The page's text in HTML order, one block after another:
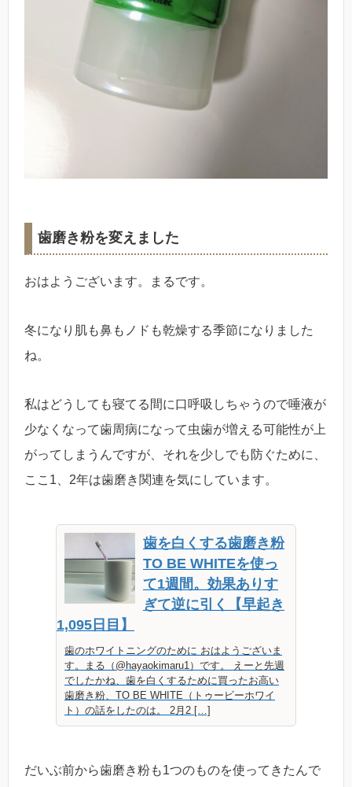
歯磨き粉を変えました
おはようございます。まるです。
冬になり肌も鼻もノドも乾燥する季節になりました
ね。
私はどうしても寝てる間に口呼吸しちゃうので唾液が
少なくなって歯周病になって虫歯が増える可能性が上
がってしまうんですが、それを少しでも防ぐために、
ここ1、2年は歯磨き関連を気にしています。
歯を白くする歯磨き粉
TO BE WHITEを使っ
て1週間。効果ありす
ぎて逆に引く【早起き
1,095日目】
歯のホワイトニングのために おはようございま
す。まる（@hayaokimaru1）です。 えーと先週
でしたかね、歯を白くするために買ったお高い
歯磨き粉、TO BE WHITE（トゥービーホワイ
ト）の話をしたのは。 2月2 […]
だいぶ前から歯磨き粉も1つのものを使ってきたんで